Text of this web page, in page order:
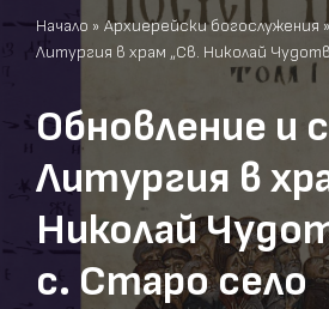
Начало » Архиерейски богослужения
Литургия в храм „Св. Николай
Обновление и
Литургия в
Николай
с. Старо сeло